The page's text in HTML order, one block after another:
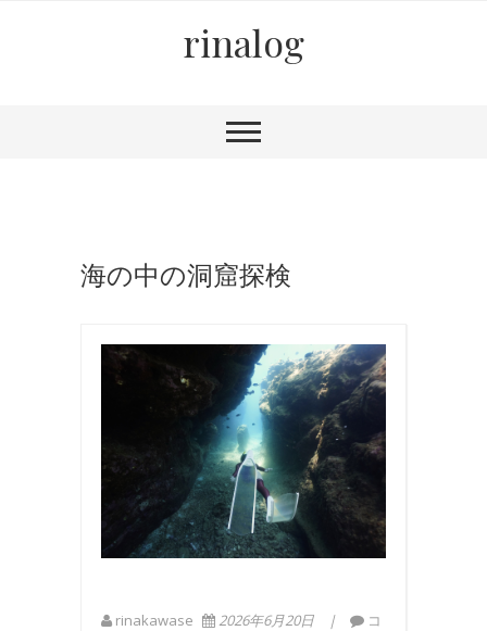
rinalog
海の中の洞窟探検
rinakawase 2026年6月20日
コ